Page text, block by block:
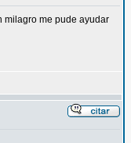
milagro me pude ayudar